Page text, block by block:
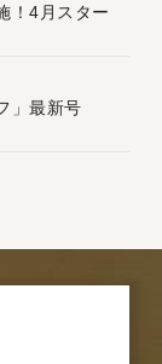
！4月スター
」最新号